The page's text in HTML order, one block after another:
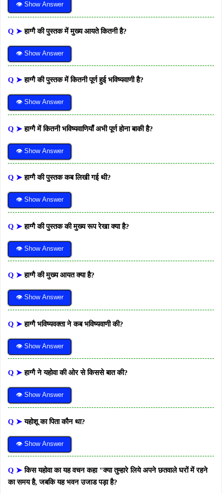
👁 Show Answer
Q ➤हाग्गै की पुस्तक में मुख्य आयते कितनी है?
👁 Show Answer
Q ➤हाग्गै की पुस्तक में कितनी पूर्ण हुई भविष्यवाणी है?
👁 Show Answer
Q ➤हाग्गै में कितनी भविष्यवाणियाँ अभी पूर्ण होना बाकी है?
👁 Show Answer
Q ➤हाग्गै की पुस्तक कब लिखी गई थी?
👁 Show Answer
Q ➤हाग्गै की पुस्तक की मुख्य रूप रेखा क्या है?
👁 Show Answer
Q ➤हाग्गै की मुख्य आयत क्या है?
👁 Show Answer
Q ➤हाग्गै भविष्यवक्ता ने कब भविष्यवाणी की?
👁 Show Answer
Q ➤हाग्गै ने यहोवा की ओर से किससे बात की?
👁 Show Answer
Q ➤यहोशू का पिता कौन था?
👁 Show Answer
Q ➤किस यहोवा का यह वचन कहा "क्या तुम्हारे लिये अपने छतवाले घरों में रहने
का समय है, जबकि यह भवन उजाड पड़ा है?